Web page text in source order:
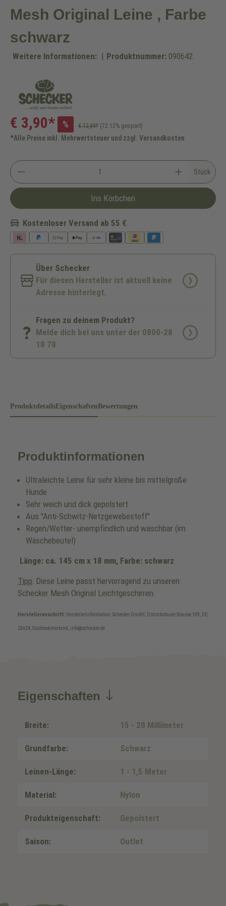
Mesh Original Leine , Farbe
schwarz
Weitere Informationen: | Produktnummer: 090642
€ 3,90* % € 13,99* (72.12% gespart)
*Alle Preise inkl. Mehrwertsteuer und zzgl. Versandkosten
Stück
Ins Körbchen
Kostenloser Versand ab 55 €
Über Schecker
Für diesen Hersteller ist aktuell keine
Adresse hinterlegt.
Fragen zu deinem Produkt?
Melde dich bei uns unter der 0800-28
18 78
ProduktdetailsEigenschaftenBewertungen
Produktinformationen
Ultraleichte Leine für sehr kleine bis mittelgroße
Hunde
Sehr weich und dick gepolstert
Aus "Anti-Schwitz-Netzgewebestoff"
Regen/Wetter- unempfindlich und waschbar (im
Wäschebeutel)
Länge: ca. 145 cm x 18 mm, Farbe: schwarz
Tipp: Diese Leine passt hervorragend zu unseren
Schecker Mesh Original Leichtgeschirren.
Herstelleranschrift: Herstellerinformation: Schecker GmbH, Ostvictorburer Strasse 109, DE-
26624, Südbrookmerland, info@schecker.de
Eigenschaften
Breite: 15 - 20 Millimeter
Grundfarbe: Schwarz
Leinen-Länge: 1 - 1,5 Meter
Material: Nylon
Produkteigenschaft: Gepolstert
Saison: Outlet